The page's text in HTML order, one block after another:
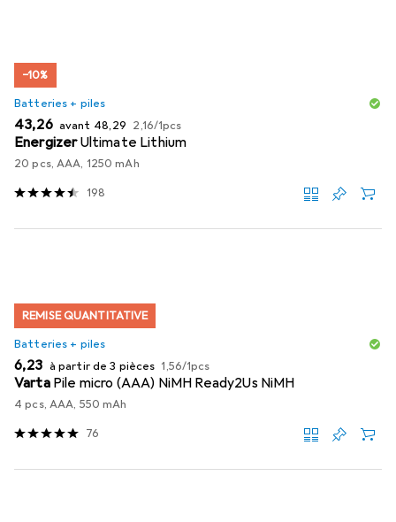
−10%
Batteries + piles
EUR
43,26 avant EUR
48,29 EUR
2,16/1pcs
EnergizerUltimate Lithium
20 pcs, AAA, 1250 mAh
198
REMISE QUANTITATIVE
Batteries + piles
EUR
6,23 à partir de 3 pièces EUR
1,56/1pcs
Varta Pile micro (AAA) NiMH Ready2Us NiMH
4 pcs, AAA, 550 mAh
76